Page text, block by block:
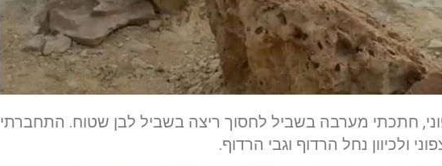
חתכתי מערבה בשביל לחסוך ריצה בשביל לבן שטוח. התחברתי
ולכיוון נחל הרדוף וגבי הרדוף.